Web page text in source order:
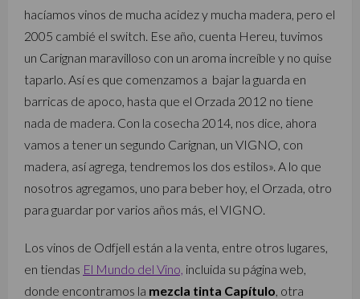
hacíamos vinos de mucha acidez y mucha madera, pero el
2005 cambié el switch. Ese año, cuenta Hereu, tuvimos
un Carignan maravilloso con un aroma increíble y no quise
taparlo. Así es que comenzamos a bajar la guarda en
barricas de apoco, hasta que el Orzada 2012 no tiene
nada de madera. Con la cosecha 2014, nos dice, ahora
vamos a tener un segundo Carignan, un VIGNO, con
madera, así agrega, tendremos los dos estilos». A lo que
nosotros agregamos, uno para beber hoy, el Orzada, otro
para guardar por varios años más, el VIGNO.
Los vinos de Odfjell están a la venta, entre otros lugares,
en tiendas El Mundo del Vino, incluida su página web,
donde encontramos la mezcla tinta Capítulo , otra